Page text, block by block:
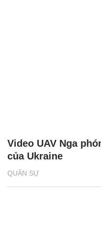
QUÂN SỰ
Video UAV Nga
của Ukraine